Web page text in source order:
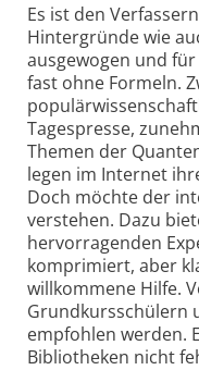
Es ist den
Hintergründe wie
ausgewogen und
fast ohne Formeln.
Tagespresse,
Themen der
legen im Internet
Doch möchte der
verstehen. Dazu
hervorragenden
komprimiert, aber
willkommene Hilfe.
Grundkursschülern
empfohlen werden.
Bibliotheken nicht